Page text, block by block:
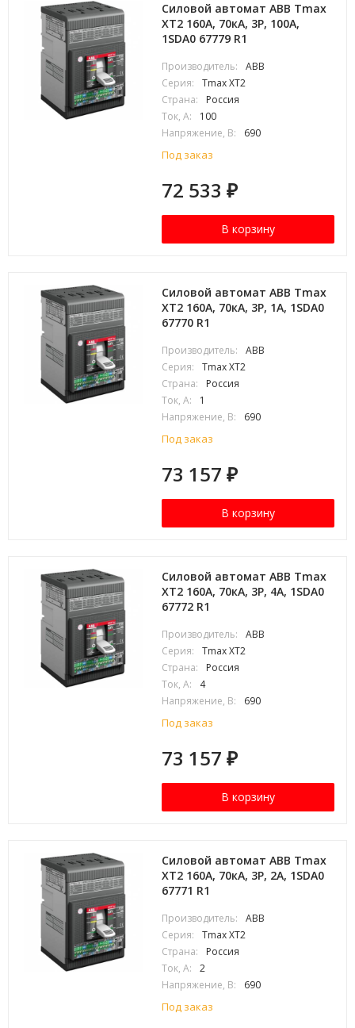
Силовой автомат ABB Tmax
XT2 160А, 70кА, 3P, 100А,
1SDA0 67779 R1
Производитель:
ABB
Серия:
Tmax XT2
Страна:
Россия
Ток, А:
100
Напряжение, В:
690
Под заказ
72 533₽
В корзину
Силовой автомат ABB Tmax
XT2 160А, 70кА, 3P, 1А, 1SDA0
67770 R1
Производитель:
ABB
Серия:
Tmax XT2
Страна:
Россия
Ток, А:
1
Напряжение, В:
690
Под заказ
73 157₽
В корзину
Силовой автомат ABB Tmax
XT2 160А, 70кА, 3P, 4А, 1SDA0
67772 R1
Производитель:
ABB
Серия:
Tmax XT2
Страна:
Россия
Ток, А:
4
Напряжение, В:
690
Под заказ
73 157₽
В корзину
Силовой автомат ABB Tmax
XT2 160А, 70кА, 3P, 2А, 1SDA0
67771 R1
Производитель:
ABB
Серия:
Tmax XT2
Страна:
Россия
Ток, А:
2
Напряжение, В:
690
Под заказ